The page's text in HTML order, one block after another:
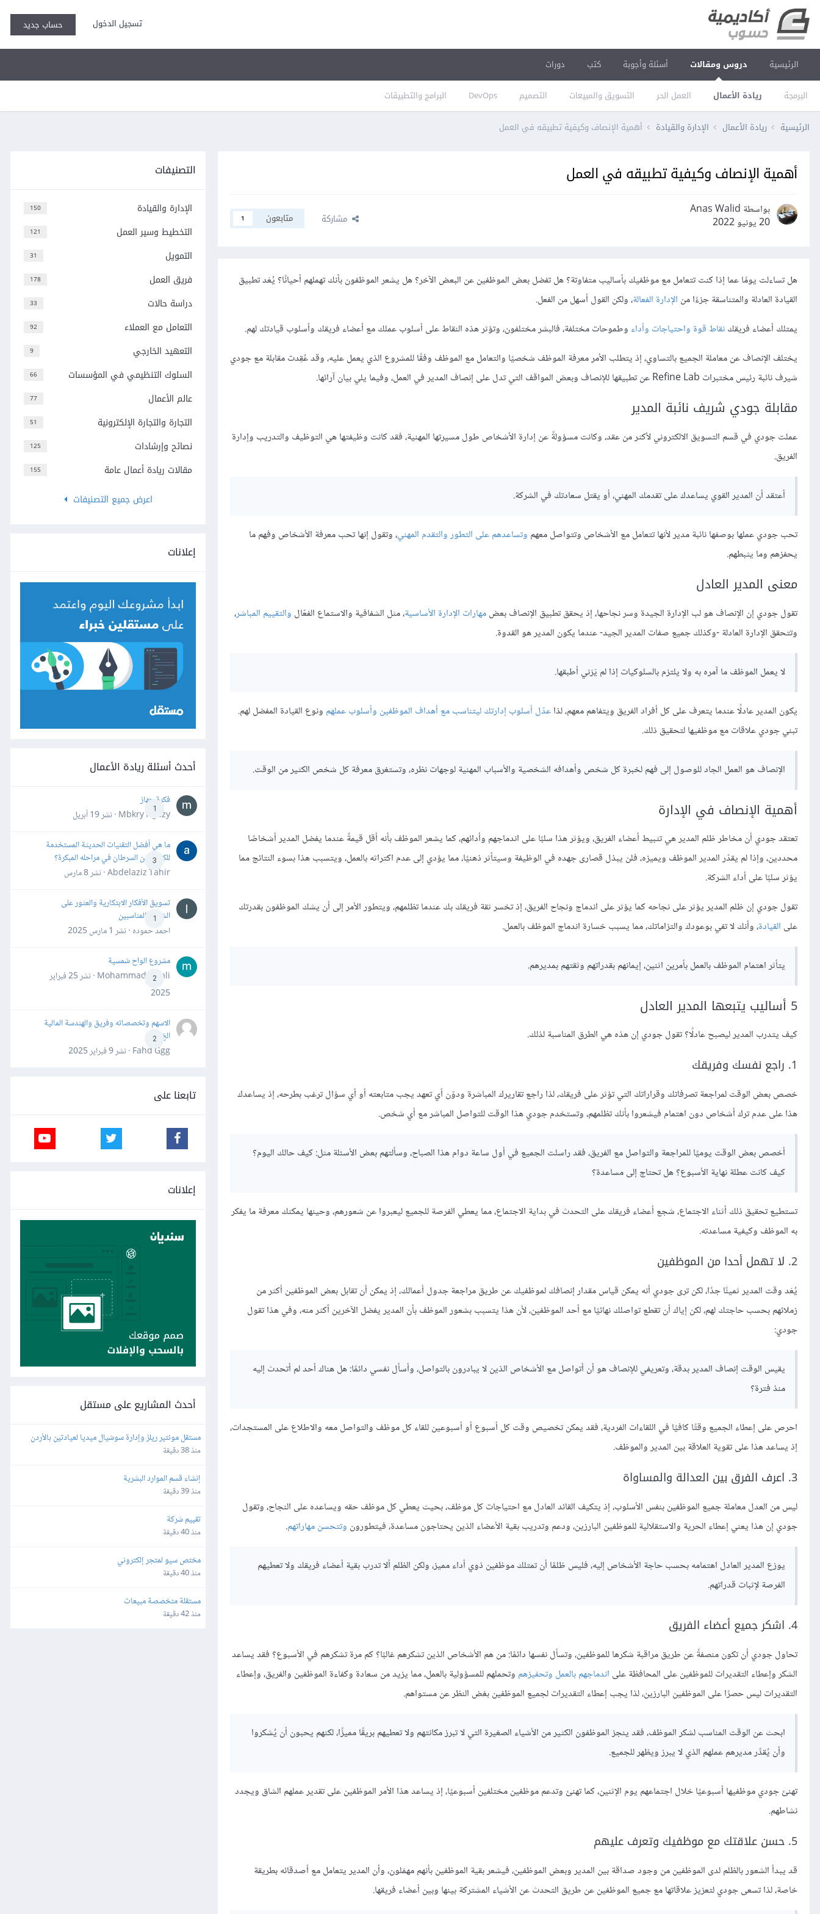
تسجيل الدخول حساب جديد
الرئيسية دروس ومقالات
البرمجة ريادة الأعمال العمل الحر التسويق والمبيعات التصميم DevOps البرامج والتطبيقات
أسئلة وأجوبة كتب دورات
الرئيسية ريادة الأعمال الإدارة والقيادة أهمية الإنصاف وكيفية تطبيقه في العمل
أهمية الإنصاف وكيفية تطبيقه في العمل
بواسطة Anas Walid
20 يونيو 2022
مشاركة متابعون 1
هل تساءلت يومًا عما إذا كنت تتعامل مع موظفيك بأساليب متفاوتة؟ هل تفضل بعض الموظفين عن البعض الآخر؟ هل يشعر الموظفون بأنك تهملهم أحيانًا؟ يُعَد تطبيق
القيادة العادلة والمتناسقة جزءًا من الإدارة الفعالة، ولكن القول أسهل من الفعل.
يمتلك أعضاء فريقكنقاط قوة واحتياجات وأداء وطموحات مختلفة، فالبشر مختلفون، وتؤثر هذه النقاط على أسلوب عملك مع أعضاء فريقك وأسلوب قيادتك لهم.
يختلف الإنصاف عن معاملة الجميع بالتساوي، إذ يتطلب الأمر معرفة الموظف شخصيًا والتعامل مع الموظف وفقًا للمشروع الذي يعمل عليه، وقد عُقِدت مقابلة مع جودي
شيرف نائبة رئيس مختبرات Refine Lab عن تطبيقها للإنصاف وبعض المواقف التي تدل على إنصاف المدير في العمل، وفيما يلي بيان آرائها.
مقابلة جودي شريف نائبة المدير
عملت جودي في قسم التسويق الالكتروني لأكثر من عقد، وكانت مسؤولةً عن إدارة الأشخاص طول مسيرتها المهنية، فقد كانت وظيفتها هي التوظيف والتدريب وإدارة
الفريق.
أعتقد أن المدير القوي يساعدك على تقدمك المهني، أو يقتل سعادتك في الشركة.
تحب جودي عملها بوصفها نائبة مدير لأنها تتعامل مع الأشخاص وتتواصل معهم وتساعدهم على التطور والتقدم المهني، وتقول إنها تحب معرفة الأشخاص وفهم ما
يحفزهم وما يثبطهم.
معنى المدير العادل
تقول جودي إن الإنصاف هو لب الإدارة الجيدة وسر نجاحها، إذ يحقق تطبيق الإنصاف بعضمهارات الإدارة الأساسية، مثل الشفافية والاستماع الفعّال والتقييم المباشر،
وتتحقق الإدارة العادلة -وكذلك جميع صفات المدير الجيد- عندما يكون المدير هو القدوة.
لا يعمل الموظف ما آمره به ولا يلتزم بالسلوكيات إذا لم يَرَني أطبقها.
يكون المدير عادلًا عندما يتعرف على كل أفراد الفريق ويتفاهم معهم، لذاعدّل أسلوب إدارتك ليتناسب مع أهداف الموظفين وأسلوب عملهم ونوع القيادة المفضل لهم.
تبني جودي علاقات مع موظفيها لتحقيق ذلك.
الإنصاف هو العمل الجاد للوصول إلى فهم لخبرة كل شخص وأهدافه الشخصية والأسباب المهنية لوجهات نظره، وتستغرق معرفة كل شخص الكثير من الوقت.
أهمية الإنصاف في الإدارة
تعتقد جودي أن مخاطر ظلم المدير هي تثبيط أعضاء الفريق، ويؤثر هذا سلبًا على اندماجهم وأدائهم، كما يشعر الموظف بأنه أقل قيمةً عندما يفضل المدير أشخاصًا
محددين، وإذا لم يقدّر المدير الموظف ويميزه، فلن يبذل قصارى جهده في الوظيفة وسيتأثر ذهنيًا، مما يؤدي إلى عدم اكتراثه بالعمل، ويتسبب هذا بسوء النتائج مما
يؤثر سلبًا على أداء الشركة.
تقول جودي إن ظلم المدير يؤثر على نجاحه كما يؤثر على اندماج ونجاح الفريق، إذ تخسر ثقة فريقك بك عندما تظلمهم، ويتطور الأمر إلى أن يشك الموظفون بقدرتك
على القيادة، وأنك لا تفي بوعودك والتزاماتك، مما يسبب خسارة اندماج الموظف بالعمل.
يتأثر اهتمام الموظف بالعمل بأمرين اثنين، إيمانهم بقدراتهم وثقتهم بمديرهم.
5 أساليب يتبعها المدير العادل
كيف يتدرب المدير ليصبح عادلًا؟ تقول جودي إن هذه هي الطرق المناسبة لذلك.
1. راجع نفسك وفريقك
خصص بعض الوقت لمراجعة تصرفاتك وقراراتك التي تؤثر على فريقك، لذا راجع تقاريرك المباشرة ودوّن أي تعهد يجب متابعته أو أي سؤال ترغب بطرحه، إذ يساعدك
هذا على عدم ترك أشخاص دون اهتمام فيشعروا بأنك تظلمهم، وتستخدم جودي هذا الوقت للتواصل المباشر مع أي شخص.
أخصص بعض الوقت يوميًا للمراجعة والتواصل مع الفريق، فقد راسلت الجميع في أول ساعة دوام هذا الصباح، وسألتهم بعض الأسئلة مثل: كيف حالك اليوم؟
كيف كانت عطلة نهاية الأسبوع؟ هل تحتاج إلى مساعدة؟
تستطيع تحقيق ذلك أثناء الاجتماع، شجع أعضاء فريقك على التحدث في بداية الاجتماع، مما يعطي الفرصة للجميع ليعبروا عن شعورهم، وحينها يمكنك معرفة ما يفكر
به الموظف وكيفية مساعدته.
2. لا تهمل أحدا من الموظفين
يُعَد وقت المدير ثمينًا جدًا، لكن ترى جودي أنه يمكن قياس مقدار إنصافك لموظفيك عن طريق مراجعة جدول أعمالك، إذ يمكن أن تقابل بعض الموظفين أكثر من
زملائهم بحسب حاجتك لهم، لكن إياك أن تقطع تواصلك نهائيًا مع أحد الموظفين، لأن هذا يتسبب بشعور الموظف بأن المدير يفضل اﻵخرين أكثر منه، وفي هذا تقول
جودي:
يقيس الوقت إنصاف المدير بدقة، وتعريفي للإنصاف هو أن أتواصل مع الأشخاص الذين لا يبادرون بالتواصل، وأسأل نفسي دائمًا: هل هناك أحد لم أتحدث إليه
منذ فترة؟
احرص على إعطاء الجميع وقتًا كافيًا في اللقاءات الفردية، فقد يمكن تخصيص وقت كل أسبوع أو أسبوعين للقاء كل موظف والتواصل معه والاطلاع على المستجدات،
إذ يساعد هذا على تقوية العلاقة بين المدير والموظف.
3. اعرف الفرق بين العدالة والمساواة
ليس من العدل معاملة جميع الموظفين بنفس الأسلوب، إذ يتكيف القائد العادل مع احتياجات كل موظف، بحيث يعطي كل موظف حقه ويساعده على النجاح، وتقول
جودي إن هذا يعني إعطاء الحرية والاستقلالية للموظفين البارزين، ودعم وتدريب بقية الأعضاء الذين يحتاجون مساعدة، فيتطورون وتتحسن مهاراتهم.
يوزع المدير العادل اهتمامه بحسب حاجة الأشخاص إليه، فليس ظلمًا أن تمتلك موظفين ذوي أداء مميز، ولكن الظلم ألا تدرب بقية أعضاء فريقك ولا تعطيهم
الفرصة لإثبات قدراتهم.
4. اشكر جميع أعضاء الفريق
تحاول جودي أن تكون منصفةً عن طريق مراقبة شكرها للموظفين، وتسأل نفسها دائمًا: من هم الأشخاص الذين تشكرهم غالبًا؟ كم مرة تشكرهم في الأسبوع؟ فقد يساعد
الشكر وإعطاء التقديرات للموظفين على المحافظة على اندماجهم بالعمل وتحفيزهم وتحملهم للمسؤولية بالعمل، مما يزيد من سعادة وكفاءة الموظفين والفريق، وإعطاء
التقديرات ليس حصرًا على الموظفين البارزين، لذا يجب إعطاء التقديرات لجميع الموظفين بغض النظر عن مستواهم.
ابحث عن الوقت المناسب لشكر الموظف، فقد ينجز الموظفون الكثير من الأشياء الصغيرة التي لا تبرز مكانتهم ولا تعطيهم بريقًا مميزًا، لكنهم يحبون أن يُشكروا
وأن يُقدِّر مديرهم عملهم الذي لا يبرز ويظهر للجميع.
تهنئ جودي موظفيها أسبوعيًا خلال اجتماعهم يوم الإثنين، كما تهنئ وتدعم موظفين مختلفين أسبوعيًا، إذ يساعد هذا الأمر الموظفين على تقدير عملهم الشاق ويجدد
نشاطهم.
5. حسن علاقتك مع موظفيك وتعرف عليهم
قد يبدأ الشعور بالظلم لدى الموظفين من وجود صداقة بين المدير وبعض الموظفين، فيشعر بقية الموظفين بأنهم مهمَلون، وأن المدير يتعامل مع أصدقائه بطريقة
خاصة، لذا تسعى جودي لتعزيز علاقاتها مع جميع الموظفين عن طريق التحدث عن الأشياء المشتركة بينها وبين أعضاء فريقها.
التصنيفات
150 الإدارة والقيادة
121 التخطيط وسير العمل
31 التمويل
178 فريق العمل
33 دراسة حالات
92 التعامل مع العملاء
9 التعهيد الخارجي
66 السلوك التنظيمي في المؤسسات
77 عالم الأعمال
51 التجارة والتجارة الإلكترونية
125 نصائح وإرشادات
155
مقالات ريادة أعمال عامة
اعرض جميع التصنيفات
إعلانات
أحدث أسئلة ريادة الأعمال
1
فكرة جهاز
Mbkry Hgazy · نشر
19 أبريل
3
ما هي أفضل التقنيات الحديثة المستخدمة
للكشف عن السرطان في مراحله المبكرة؟
Abdelaziz Tahir · نشر
8 مارس
1
تسويق الأفكار الابتكارية والعثور على
الشركاء المناسبين
احمد حموده · نشر 1 مارس 2025
2
مشروع الواح شمسية
Mohammad Awali · نشر
25 فبراير
2025
2
الاسهم وتخصصاته وفريق والهندسة المالية
الخ
Fahd Ggg · نشر
9 فبراير 2025
تابعنا على
إعلانات
أحدث المشاريع على مستقل
وألمانيا
منذ 38 دقيقة
إنشاء قسم الموارد البشرية
منذ 39 دقيقة
تقييم شركة
منذ 40 دقيقة
مختص سيو لمتجر إلكتروني
منذ 40 دقيقة
مستقلة متخصصة مبيعات
منذ 42 دقيقة